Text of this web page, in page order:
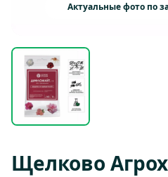
Актуальные фото по
Щелково